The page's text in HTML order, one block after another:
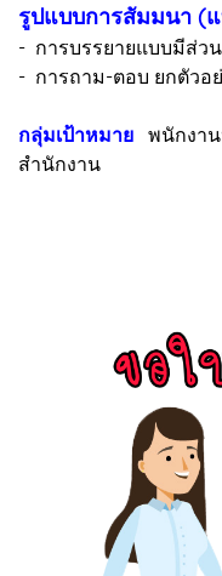
รูปแบบการสัมมนา (
- การบรรยายแบบมี
- การถาม-
กลุ่มเป้าหมาย พนักงา
สำนักงาน